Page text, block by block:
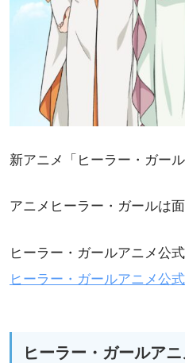
新アニメ「ヒーラー・ガー
アニメヒーラー・ガールは
ヒーラー・ガールアニメ公
ヒーラー・ガールアニメ公
ヒーラー・ガールア